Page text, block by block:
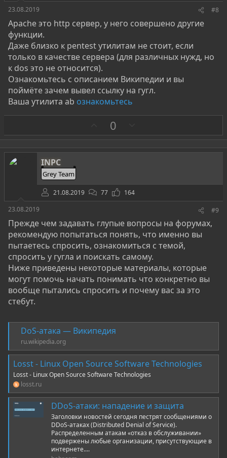
23.08.2019
#8
Apache это http сервер, у него совершено другие
функции.
Даже близко к pentest утилитам не стоит, если
только в качестве сервера (для различных нужд, но
к dos это не относится).
Ознакомьтесь с описанием Википедии и вы
поймёте зачем вывел ссылку на гугл.
Ваша утилита ab ознакомьтесь
а
0
р
о
INPC
Grey Team
21.08.2019 77
164
23.08.2019
#9
Прежде чем задавать глупые вопросы на форумах,
рекомендую попытаться понять, что именно вы
пытаетесь спросить, ознакомиться с темой,
спросить у гугла и поискать самому.
Ниже приведены некоторые материалы, которые
могут помочь начать понимать что конкретно вы
вообще пытались спросить и почему вас за это
стебут.
DoS-атака — Википедия
ru.wikipedia.org
Losst - Linux Open Source Software Technologies
Losst - Linux Open Source Software Technologies
losst.ru
DDoS-атаки: нападение и защита
Заголовки новостей сегодня пестрят сообщениями о
DDoS-атаках (Distributed Denial of Service).
Распределенным атакам «отказ в обслуживании»
подвержены любые организации, присутствующие в
интернете....